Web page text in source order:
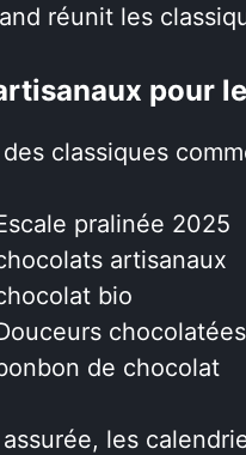
réunit les
pour
classiques
pralinée 2025
artisanaux
bio
de chocolat
les